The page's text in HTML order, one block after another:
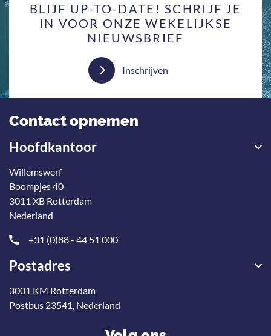
BLIJF UP-TO-DATE! SCHRIJF JE
IN VOOR ONZE WEKELIJKSE
NIEUWSBRIEF
Inschrijven
Contact opnemen
Hoofdkantoor
Willemswerf
Boompjes 40
3011 XB Rotterdam
Nederland
+31 (0)88 - 44 51 000
Postadres
3001 KM Rotterdam
Postbus 23541, Nederland